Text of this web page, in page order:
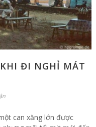
ĐI NGHỈ MÁT
can xăng lớn được